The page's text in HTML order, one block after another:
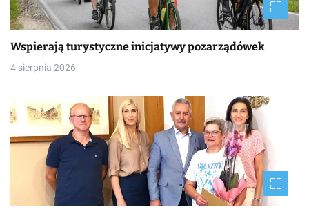
Wspierają turystyczne inicjatywy pozarządówek
4 sierpnia 2026